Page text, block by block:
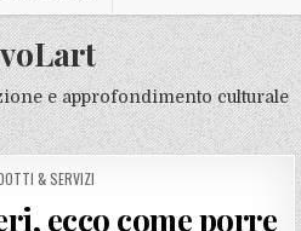
e approfondimento culturale
& SERVIZI
ecco come porre